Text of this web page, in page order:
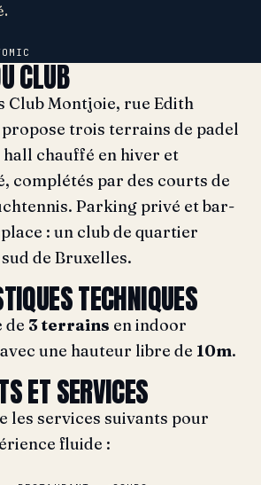
CLUB
Club Montjoie, rue Edith
trois terrains de padel
chauffé en hiver et
complétés par des courts de
Parking privé et bar-
: un club de quartier
de Bruxelles.
TECHNIQUES
de 3 terrains en indoor
une hauteur libre de 10m.
ET SERVICES
les services suivants pour
fluide :